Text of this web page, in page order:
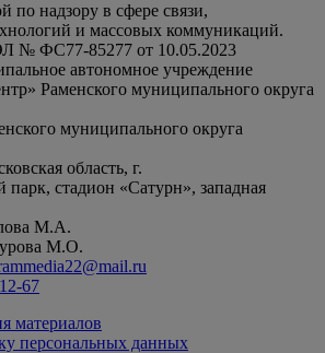
по надзору в сфере связи,
и массовых коммуникаций.
№ ФС77-85277 от 10.05.2023
автономное учреждение
Раменского муниципального округа
муниципального округа
область, г.
парк, стадион «Сатурн», западная
М.А.
М.О.
67
материалов
персональных данных